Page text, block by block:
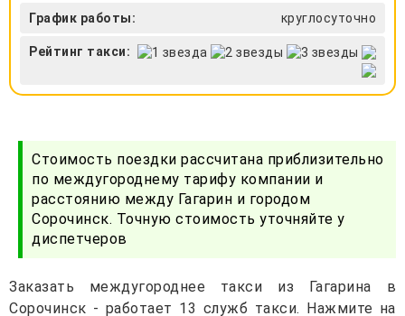
График работы: круглосуточно
Рейтинг такси:
Стоимость поездки рассчитана приблизительно
по междугороднему тарифу компании и
расстоянию между Гагарин и городом
Сорочинск. Точную стоимость уточняйте у
диспетчеров
Заказать междугороднее такси из Гагарина в
Сорочинск - работает 13 служб такси. Нажмите на